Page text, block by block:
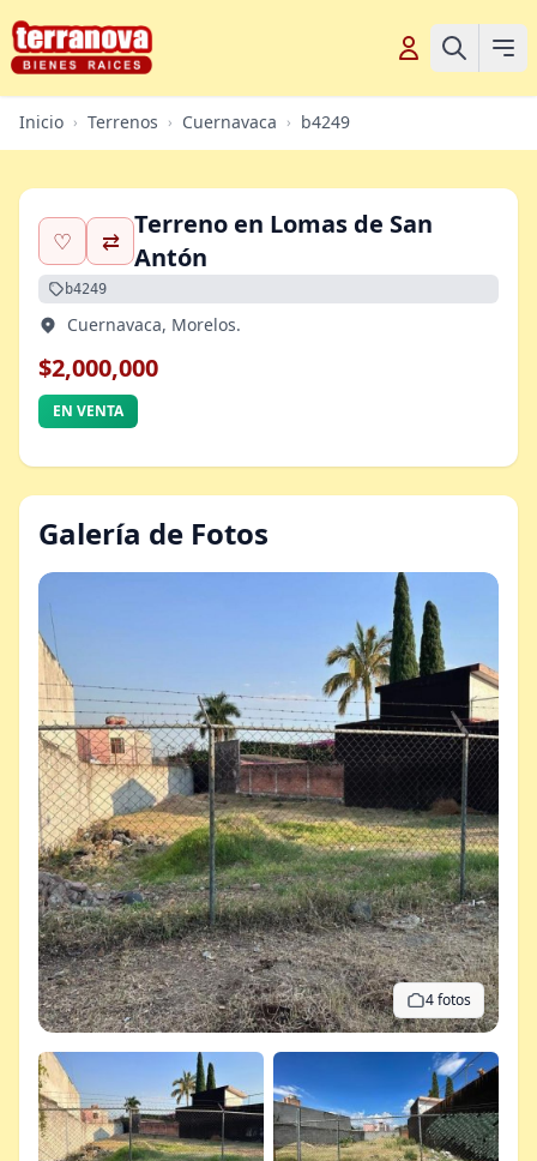
Inicio › Terrenos › Cuernavaca › b4249
♡ ⇄
Terreno en Lomas de San
Antón
b4249
Cuernavaca, Morelos.
$2,000,000
EN VENTA
Galería de Fotos
4 fotos